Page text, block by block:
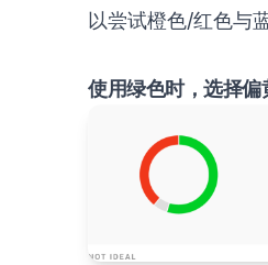
以尝试橙色/红色与
使用绿色时，选择